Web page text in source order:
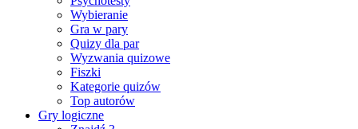
Wybieranie
Gra w pary
Quizy dla par
Wyzwania quizowe
Fiszki
Kategorie quizów
Top autorów
Gry logiczne